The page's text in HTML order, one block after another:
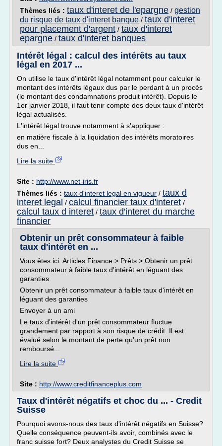
Thèmes liés : taux d'interet de l'epargne / gestion
du risque de taux d'interet banque / taux d'interet
pour placement d'argent / taux d'interet
epargne / taux d'interet banques
Intérêt légal : calcul des intérêts au taux
légal en 2017 ...
On utilise le taux d'intérêt légal notamment pour calculer le
montant des intérêts légaux dus par le perdant à un procès
(le montant des condamnations produit intérêt). Depuis le
1er janvier 2018, il faut tenir compte des deux taux d'intérêt
légal actualisés.
L'intérêt légal trouve notamment à s'appliquer :
en matière fiscale à la liquidation des intérêts moratoires
dus en...
Lire la suite
Site : http://www.net-iris.fr
Thèmes liés : taux d'interet legal en vigueur / taux d
interet legal / calcul financier taux d'interet /
calcul taux d interet / taux d'interet du marche
financier
Obtenir un prêt consommateur à faible
taux d'intérêt en ...
Vous êtes ici: Articles Finance > Prêts > Obtenir un prêt
consommateur à faible taux d'intérêt en léguant des
garanties
Obtenir un prêt consommateur à faible taux d'intérêt en
léguant des garanties
Envoyer à un ami
Le taux d'intérêt d'un prêt consommateur fluctue
grandement par rapport à son risque de crédit. Il est
évalué selon le montant de perte qu'un prêt non
remboursé...
Lire la suite
Site : http://www.creditfinanceplus.com
Taux d'intérêt négatifs et choc du ... - Credit
Suisse
Pourquoi avons-nous des taux d'intérêt négatifs en Suisse?
Quelle conséquence peuvent-ils avoir, combinés avec le
franc suisse fort? Deux analystes du Credit Suisse se